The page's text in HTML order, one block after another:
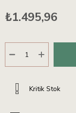
₺1.495,96
Kritik Stok